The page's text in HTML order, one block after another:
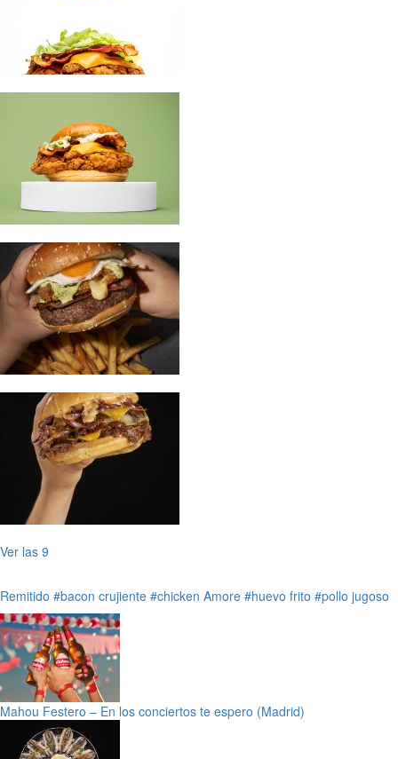
Ver las 9
Remitido #bacon crujiente #chicken Amore #huevo frito #pollo jugoso
Mahou Festero – En los conciertos te espero (Madrid)